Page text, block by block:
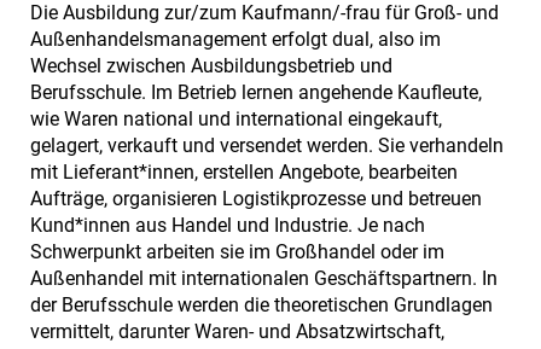
Die Ausbildung zur/zum Kaufmann/-frau für Groß- und
Außenhandelsmanagement erfolgt dual, also im
Wechsel zwischen Ausbildungsbetrieb und
Berufsschule. Im Betrieb lernen angehende Kaufleute,
wie Waren national und international eingekauft,
gelagert, verkauft und versendet werden. Sie verhandeln
mit Lieferant*innen, erstellen Angebote, bearbeiten
Aufträge, organisieren Logistikprozesse und betreuen
Kund*innen aus Handel und Industrie. Je nach
Schwerpunkt arbeiten sie im Großhandel oder im
Außenhandel mit internationalen Geschäftspartnern. In
der Berufsschule werden die theoretischen Grundlagen
vermittelt, darunter Waren- und Absatzwirtschaft,